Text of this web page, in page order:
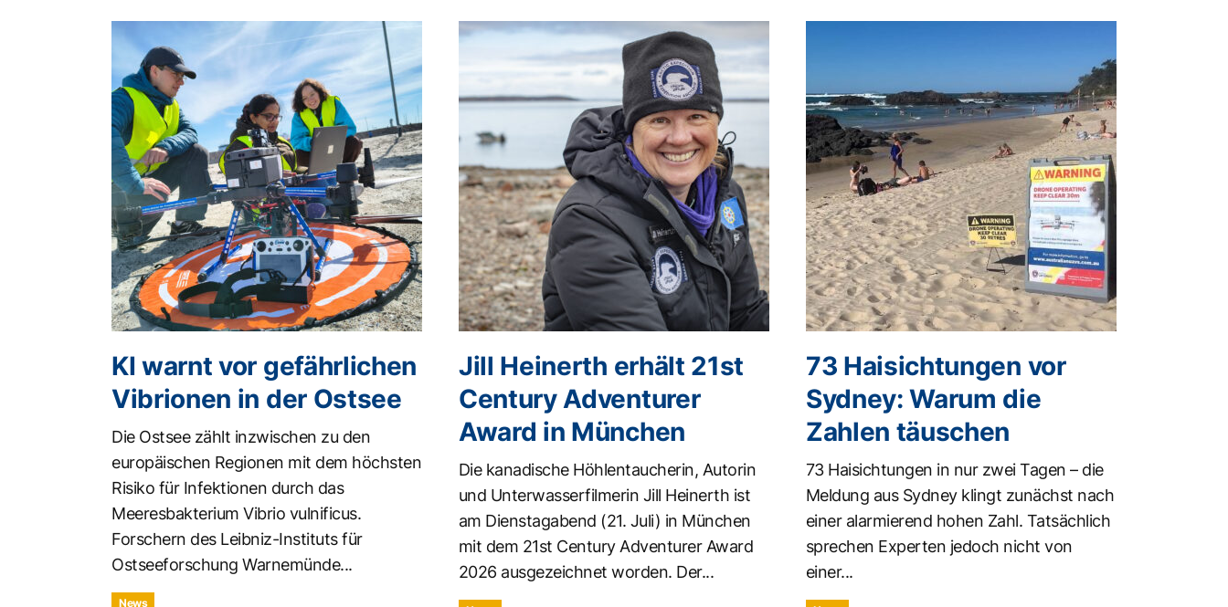
KI warnt vor gefährlichen
Vibrionen in der Ostsee
Die Ostsee zählt inzwischen zu den
europäischen Regionen mit dem höchsten
Risiko für Infektionen durch das
Meeresbakterium Vibrio vulnificus.
Forschern des Leibniz-Instituts für
Ostseeforschung Warnemünde...
News
Jill Heinerth erhält 21st
Century Adventurer
Award in München
Die kanadische Höhlentaucherin, Autorin
und Unterwasserfilmerin Jill Heinerth ist
am Dienstagabend (21. Juli) in München
mit dem 21st Century Adventurer Award
2026 ausgezeichnet worden. Der...
73 Haisichtungen vor
Sydney: Warum die
Zahlen täuschen
73 Haisichtungen in nur zwei Tagen – die
Meldung aus Sydney klingt zunächst nach
einer alarmierend hohen Zahl. Tatsächlich
sprechen Experten jedoch nicht von
einer...